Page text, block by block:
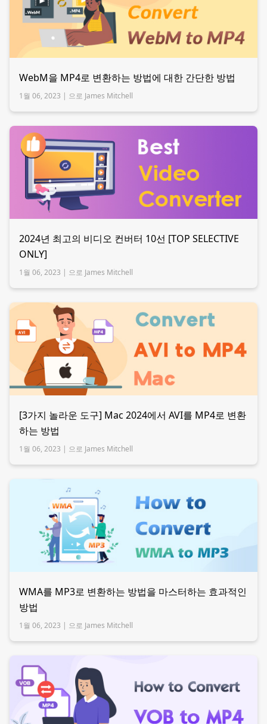
WebM을 MP4로 변환하는 방법에 대한 간단한 방법
1월 06, 2023 | 으로 James Mitchell
2024년 최고의 비디오 컨버터 10선 [TOP SELECTIVE
ONLY]
1월 06, 2023 | 으로 James Mitchell
[3가지 놀라운 도구] Mac 2024에서 AVI를 MP4로 변환
하는 방법
1월 06, 2023 | 으로 James Mitchell
WMA를 MP3로 변환하는 방법을 마스터하는 효과적인
방법
1월 06, 2023 | 으로 James Mitchell